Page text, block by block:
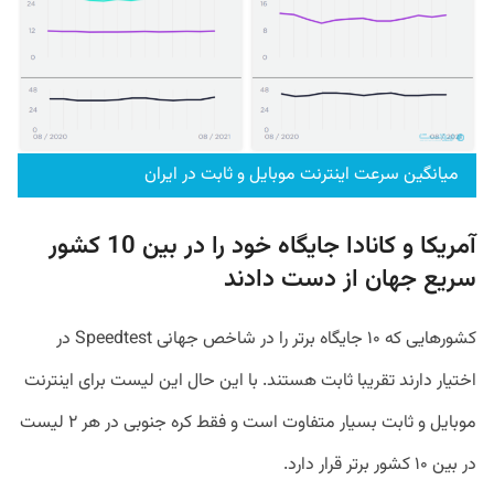
میانگین سرعت اینترنت موبایل و ثابت در ایران
آمریکا و کانادا جایگاه خود را در بین 10 کشور
سریع جهان از دست دادند
کشور‌هایی که ۱۰ جایگاه برتر را در شاخص جهانی Speedtest در
اختیار دارند تقریبا ثابت هستند. با این حال این لیست برای اینترنت
موبایل و ثابت بسیار متفاوت است و فقط کره جنوبی در هر ۲ لیست
در بین ۱۰ کشور برتر قرار دارد.